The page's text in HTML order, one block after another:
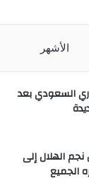
الأشهر
السعودي بعد
الهلال إلى
الجميع